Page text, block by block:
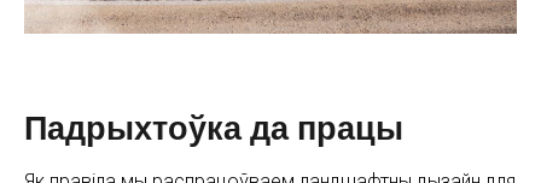
Падрыхтоўка да працы